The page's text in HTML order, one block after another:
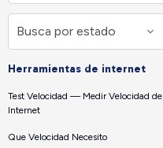
Herramientas de internet
Test Velocidad — Medir Velocidad de
Internet
Que Velocidad Necesito